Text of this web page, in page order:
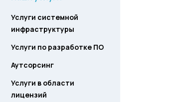
Услуги системной
инфраструктуры
Услуги по разработке ПО
Аутсорсинг
Услуги в области
лицензий